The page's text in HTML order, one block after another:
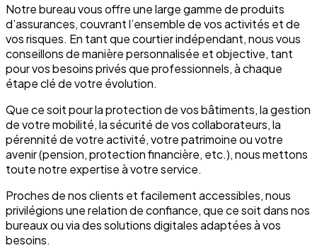
Notre bureau vous offre une large gamme de produits
d’assurances, couvrant l’ensemble de vos activités et de
vos risques. En tant que courtier indépendant, nous vous
conseillons de manière personnalisée et objective, tant
pour vos besoins privés que professionnels, à chaque
étape clé de votre évolution.
Que ce soit pour la protection de vos bâtiments, la gestion
de votre mobilité, la sécurité de vos collaborateurs, la
pérennité de votre activité, votre patrimoine ou votre
avenir (pension, protection financière, etc.), nous mettons
toute notre expertise à votre service.
Proches de nos clients et facilement accessibles, nous
privilégions une relation de confiance, que ce soit dans nos
bureaux ou via des solutions digitales adaptées à vos
besoins.